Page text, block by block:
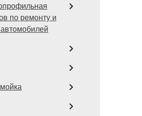
по ремонту и